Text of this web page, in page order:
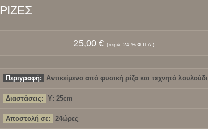
ΡΙΖΕΣ
25,00 € (περιλ. 24 % Φ.Π.Α.)
Περιγραφή: Αντικείμενο από φυσική ρίζα και τεχνητό λουλούδι
Διαστάσεις: Υ: 25cm
Αποστολή σε: 24ώρες